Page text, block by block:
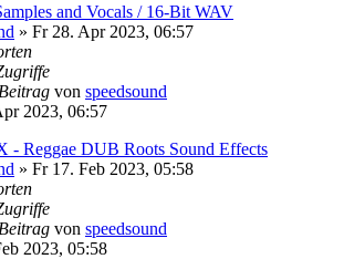
and Vocals / 16-Bit WAV
» Fr 28. Apr 2023, 06:57
von speedsound
2023, 06:57
- Reggae DUB Roots Sound Effects
» Fr 17. Feb 2023, 05:58
von speedsound
2023, 05:58